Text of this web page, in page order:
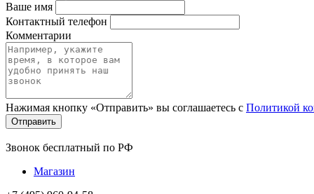
Ваше имя
Контактный телефон
Комментарии
Нажимая кнопку «Отправить» вы соглашаетесь с Политикой
Звонок бесплатный по РФ
Магазин